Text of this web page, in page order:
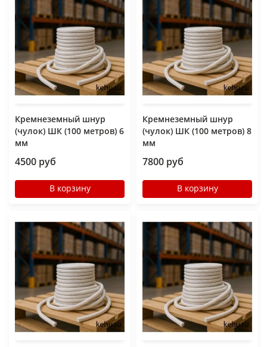
Кремнеземный шнур
(чулок) ШК (100 метров) 6
мм
4500 руб
В корзину
Кремнеземный шнур
(чулок) ШК (100 метров) 8
мм
7800 руб
В корзину